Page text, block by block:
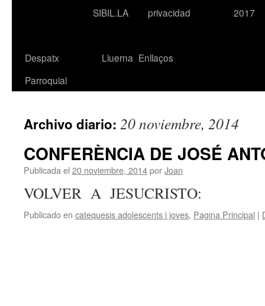
SIBIL.LA
privacidad
2017
Despatx
Parroquial
Lluerna Enllaços
Archivo diario: 20 noviembre, 2014
CONFERÈNCIA DE JOSÉ
Publicada el 20 noviembre, 2014porJoan
VOLVER A JESUCRISTO:
Publicado en catequesis adolescents i joves, Pagina Principal |